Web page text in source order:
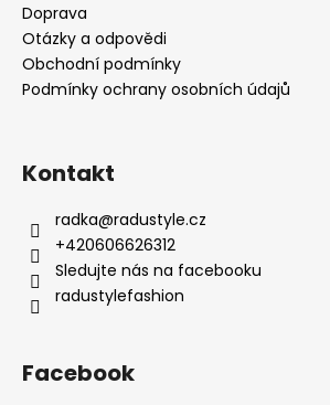
Doprava
Otázky a odpovědi
Obchodní podmínky
Podmínky ochrany osobních údajů
Kontakt
radka@radustyle.cz
+420606626312
Sledujte nás na facebooku
radustylefashion
Facebook